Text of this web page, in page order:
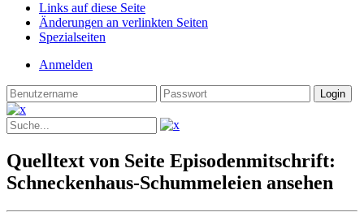
Links auf diese Seite
Änderungen an verlinkten Seiten
Spezialseiten
Anmelden
Quelltext von Seite Episodenmitschrift:
Schneckenhaus-Schummeleien ansehen